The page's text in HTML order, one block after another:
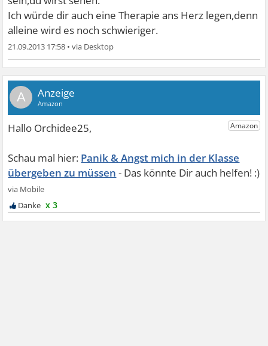
Ich würde dir auch eine Therapie ans Herz legen,denn
alleine wird es noch schwieriger.
21.09.2013 17:58 •
A
Panik & Angst mich in der Klasse
übergeben zu müssen
x 3